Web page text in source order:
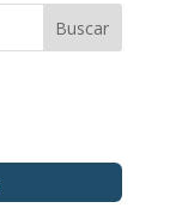
Buscar